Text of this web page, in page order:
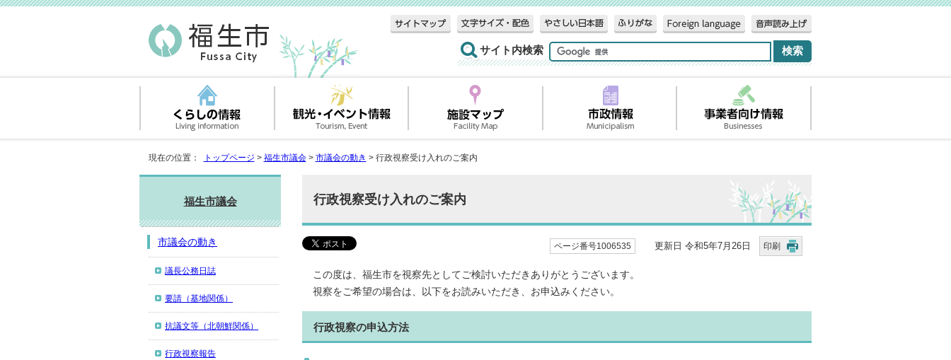
サイト内検索
現在の位置： トップページ > 福生市議会> 市議会の動き > 行政視察受け入れのご案内
行政視察受け入れのご案内
ページ番号1006535 更新日 令和5年7月26日 印刷
この度は、福生市を視察先としてご検討いただきありがとうございます。
視察をご希望の場合は、以下をお読みいただき、お申込みください。
行政視察の申込方法
福生市議会
市議会の動き
議長公務日誌
要請（基地関係）
抗議文等（北朝鮮関係）
行政視察報告